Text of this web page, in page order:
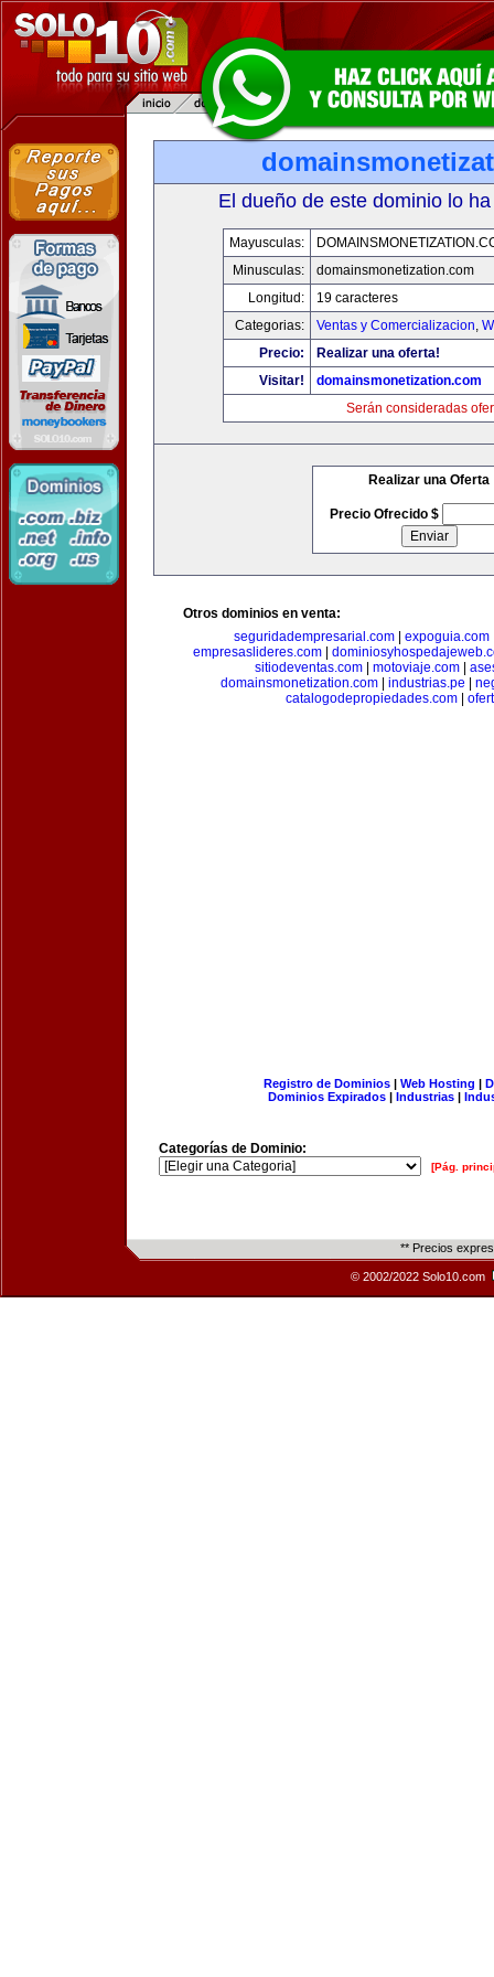
El dueño de este dominio lo
Mayusculas:
Minusculas:
domainsmonetization.com
Longitud:
19 caracteres
Categorias:
Ventas y Comercializacion,
Precio:
Realizar una oferta!
Visitar!
domainsmonetization.com
Serán consideradas
Realizar una Oferta
Precio Ofrecido $
Otros dominios en venta:
seguridadempresarial.com
expoguia.com
empresaslideres.com|
sitiodeventas.com
motoviaje.com
domainsmonetization.com| industrias.pe
catalogodepropiedades.com
Registro de Dominios| Web Hosting |
Dominios Expirados | Industrias |
Categorías de Dominio:
[Pág.
** Precios
© 2002/2022 Solo10.com